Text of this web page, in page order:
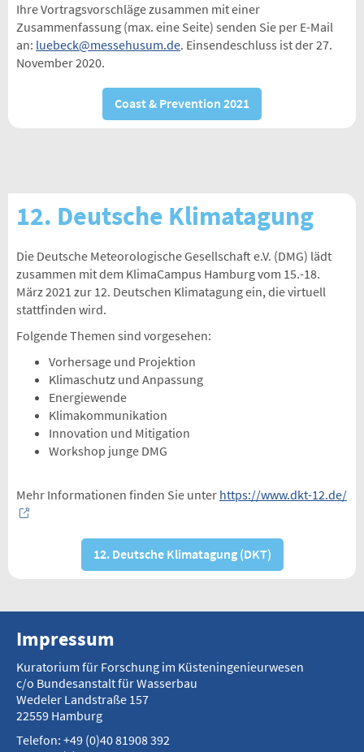
Ihre Vortragsvorschläge zusammen mit einer
Zusammenfassung (max. eine Seite) senden Sie per E-Mail
an: luebeck@messehusum.de. Einsendeschluss ist der 27.
November 2020.
Coast & Prevention 2021
12. Deutsche Klimatagung
Die Deutsche Meteorologische Gesellschaft e.V. (DMG) lädt
zusammen mit dem KlimaCampus Hamburg vom 15.-18.
März 2021 zur 12. Deutschen Klimatagung ein, die virtuell
stattfinden wird.
Folgende Themen sind vorgesehen:
Vorhersage und Projektion
Klimaschutz und Anpassung
Energiewende
Klimakommunikation
Innovation und Mitigation
Workshop junge DMG
Mehr Informationen finden Sie unter https://www.dkt-12.de/
12. Deutsche Klimatagung (DKT)
Impressum
Kuratorium für Forschung im Küsteningenieurwesen
c/o Bundesanstalt für Wasserbau
Wedeler Landstraße 157
22559 Hamburg
Telefon: +49 (0)40 81908 392